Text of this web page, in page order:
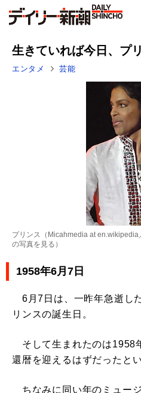
生きていれば今日、プ
エンタメ 芸能
プリンス（Micahmedia at
の写真を見る ）
1958年6月7日
6月7日は、一昨年急逝し
リンスの誕生日。
そして生まれたのは1958
還暦を迎えるはずだったと
ちなみに同い年のミュー